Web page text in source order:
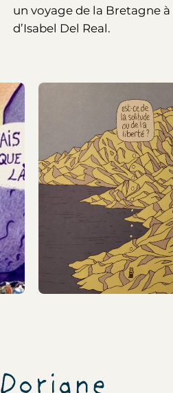
un voyage de la Bretagne à
d’Isabel Del Real.